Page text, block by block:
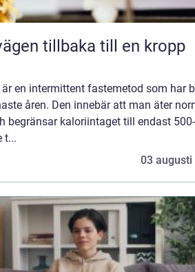
är en intermittent fastemetod som har
åren. Den innebär att man äter
begränsar kaloriintaget till endast
t...
03 augusti